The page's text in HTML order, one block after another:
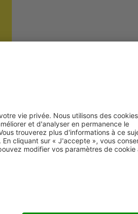
en ce qui concerne leurs flux de
six secteurs de marché,
clients qui stockent et expédient